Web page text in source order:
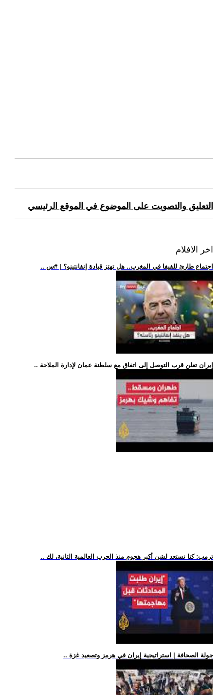
التعليق والتصويت على الموضوع في الموقع الرئيسي
اخر الافلام
.. اجتماع طارئ للفيفا في المغرب.. هل تهتز قيادة إنفانتينو؟ | #س
.. إيران تعلن قرب التوصل إلى اتفاق مع سلطنة عمان لإدارة الملاحة
.. ترمب: كنا نستعد لشن أكبر هجوم منذ الحرب العالمية الثانية، لك
.. جولة الصحافة | استراتيجية إيران في هرمز وتصعيد غزة